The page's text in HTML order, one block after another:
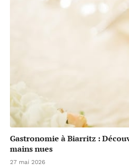
Gastronomie à Biarritz :
mains nues
27 mai 2026